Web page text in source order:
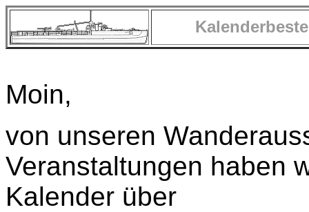
Moin,
von unseren
Veranstaltungen haben
Kalender über